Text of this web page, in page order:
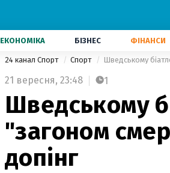
ЕКОНОМІКА БІЗНЕС ФІНАНСИ
24 канал Спорт Спорт Шведському
21 вересня, 23:48 1
Шведському
"загоном
допінг